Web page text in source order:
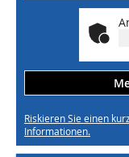
Riskieren Sie einen
Informationen.